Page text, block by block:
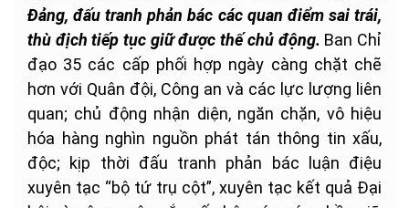
Đảng, đấu tranh phản bác các quan điểm sai trái,
thù địch tiếp tục giữ được thế chủ động. Ban Chỉ
đạo 35 các cấp phối hợp ngày càng chặt chẽ
hơn với Quân đội, Công an và các lực lượng liên
quan; chủ động nhận diện, ngăn chặn, vô hiệu
hóa hàng nghìn nguồn phát tán thông tin xấu,
độc; kịp thời đấu tranh phản bác luận điệu
xuyên tạc “bộ tứ trụ cột”, xuyên tạc kết quả Đại